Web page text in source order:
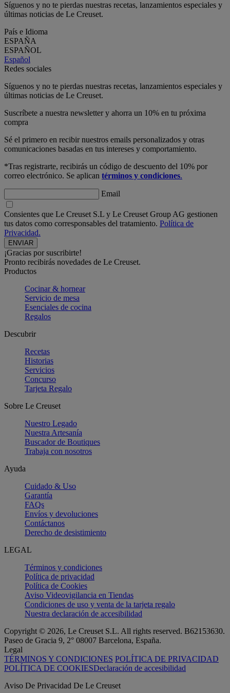
Síguenos y no te pierdas nuestras recetas, lanzamientos especiales y
últimas noticias de Le Creuset.
País e Idioma
ESPAÑA
ESPAÑOL
Español
Redes sociales
Síguenos y no te pierdas nuestras recetas, lanzamientos especiales y
últimas noticias de Le Creuset.
Suscríbete a nuestra newsletter y ahorra un 10% en tu próxima
compra
Sé el primero en recibir nuestros emails personalizados y otras
comunicaciones basadas en tus intereses y comportamiento.
*Tras registrarte, recibirás un código de descuento del 10% por
correo electrónico. Se aplican términos y condiciones.
Email
Consientes que Le Creuset S.L y Le Creuset Group AG gestionen
tus datos como corresponsables del tratamiento. Política de
Privacidad.
¡Gracias por suscribirte!
Pronto recibirás novedades de Le Creuset.
Productos
Cocinar & hornear
Servicio de mesa
Esenciales de cocina
Regalos
Descubrir
Recetas
Historias
Servicios
Concurso
Tarjeta Regalo
Sobre Le Creuset
Nuestro Legado
Nuestra Artesanía
Buscador de Boutiques
Trabaja con nosotros
Ayuda
Cuidado & Uso
Garantía
FAQs
Envíos y devoluciones
Contáctanos
Derecho de desistimiento
LEGAL
Términos y condiciones
Política de privacidad
Política de Cookies
Aviso Videovigilancia en Tiendas
Condiciones de uso y venta de la tarjeta regalo
Nuestra declaración de accesibilidad
Copyright © 2026, Le Creuset S.L. All rights reserved. B62153630.
Paseo de Gracia 9, 2° 08007 Barcelona, España.
Legal
TÉRMINOS Y CONDICIONES POLÍTICA DE PRIVACIDAD
POLÍTICA DE COOKIESDeclaración de accesibilidad
Aviso De Privacidad De Le Creuset